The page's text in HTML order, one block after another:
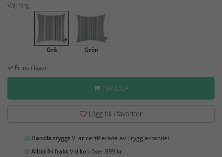
Välj färg
Grå Grön
Finns i lager
HANDLA
Lägg till i favoriter
Handla tryggtVi är certifierade av Trygg e-handel.
Alltid fri fraktVid köp över 899 kr.